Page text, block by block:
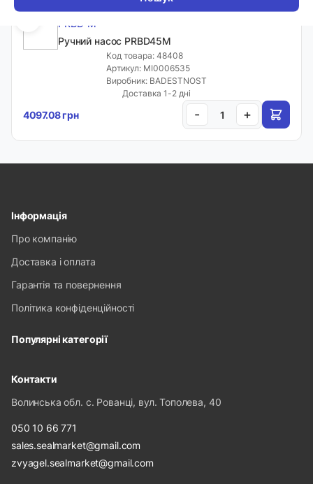
PRBD-M
Ручний насос PRBD45M
Код товара: 48408
Артикул: MI0006535
Виробник: BADESTNOST
Доставка 1-2 дні
4097.08 грн - +
Інформація
Про компанію
Доставка і оплата
Гарантія та повернення
Політика конфіденційності
Популярні категорії
Контакти
Волинська обл. с. Рованці, вул. Тополева, 40
050 10 66 771
sales.sealmarket@gmail.com
zvyagel.sealmarket@gmail.com